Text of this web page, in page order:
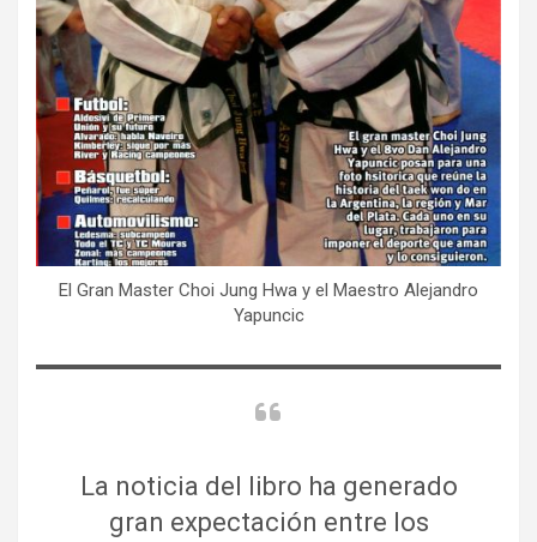
El Gran Master Choi Jung Hwa y el Maestro Alejandro
Yapuncic
La noticia del libro ha generado
gran expectación entre los